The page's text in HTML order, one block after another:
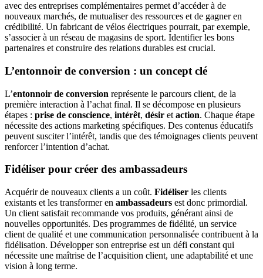
avec des entreprises complémentaires permet d’accéder à de
nouveaux marchés, de mutualiser des ressources et de gagner en
crédibilité. Un fabricant de vélos électriques pourrait, par exemple,
s’associer à un réseau de magasins de sport. Identifier les bons
partenaires et construire des relations durables est crucial.
L’entonnoir de conversion : un concept clé
L’entonnoir de conversion représente le parcours client, de la
première interaction à l’achat final. Il se décompose en plusieurs
étapes : prise de conscience, intérêt, désir et action. Chaque étape
nécessite des actions marketing spécifiques. Des contenus éducatifs
peuvent susciter l’intérêt, tandis que des témoignages clients peuvent
renforcer l’intention d’achat.
Fidéliser pour créer des ambassadeurs
Acquérir de nouveaux clients a un coût. Fidéliser les clients
existants et les transformer en ambassadeurs est donc primordial.
Un client satisfait recommande vos produits, générant ainsi de
nouvelles opportunités. Des programmes de fidélité, un service
client de qualité et une communication personnalisée contribuent à la
fidélisation. Développer son entreprise est un défi constant qui
nécessite une maîtrise de l’acquisition client, une adaptabilité et une
vision à long terme.